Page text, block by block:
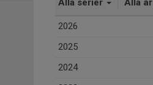
Alla serier Alla år
2026
2025
2024